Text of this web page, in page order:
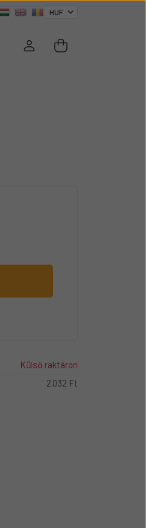
Külső raktáron
2.032 Ft